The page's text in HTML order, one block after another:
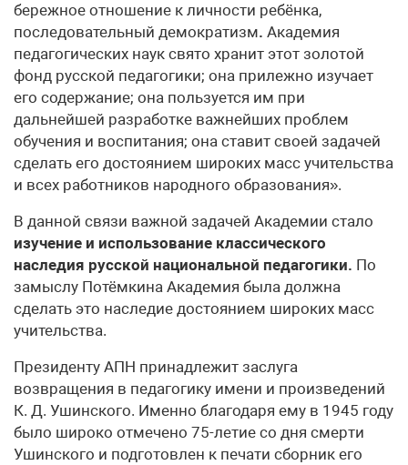
бережное отношение к личности ребёнка,
последовательный демократизм. Академия
педагогических наук свято хранит этот золотой
фонд русской педагогики; она прилежно изучает
его содержание; она пользуется им при
дальнейшей разработке важнейших проблем
обучения и воспитания; она ставит своей задачей
сделать его достоянием широких масс учительства
и всех работников народного образования».
В данной связи важной задачей Академии стало
изучение и использование классического
наследия русской национальной педагогики. По
замыслу Потёмкина Академия была должна
сделать это наследие достоянием широких масс
учительства.
Президенту АПН принадлежит заслуга
возвращения в педагогику имени и произведений
К. Д. Ушинского. Именно благодаря ему в 1945 году
было широко отмечено 75-летие со дня смерти
Ушинского и подготовлен к печати сборник его